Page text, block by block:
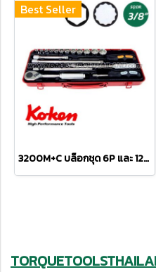
Best Seller
3200M+C บล็อกชุด 6P และ 12P (SQ.DR.3/8") Socket Set